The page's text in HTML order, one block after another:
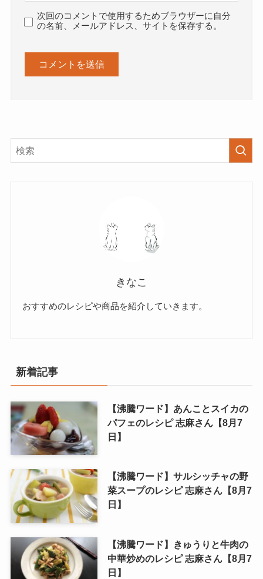
次回のコメントで使用するためブラウザーに自分
の名前、メールアドレス、サイトを保存する。
きなこ
おすすめのレシピや商品を紹介していきます。
新着記事
【沸騰ワード】あんことスイカの
パフェのレシピ 志麻さん【8月7
日】
【沸騰ワード】サルシッチャの野
菜スープのレシピ 志麻さん【8月7
日】
【沸騰ワード】きゅうりと牛肉の
中華炒めのレシピ 志麻さん【8月7
日】